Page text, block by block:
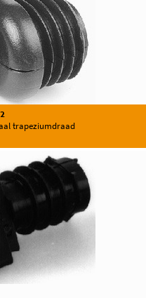
trapeziumdraad